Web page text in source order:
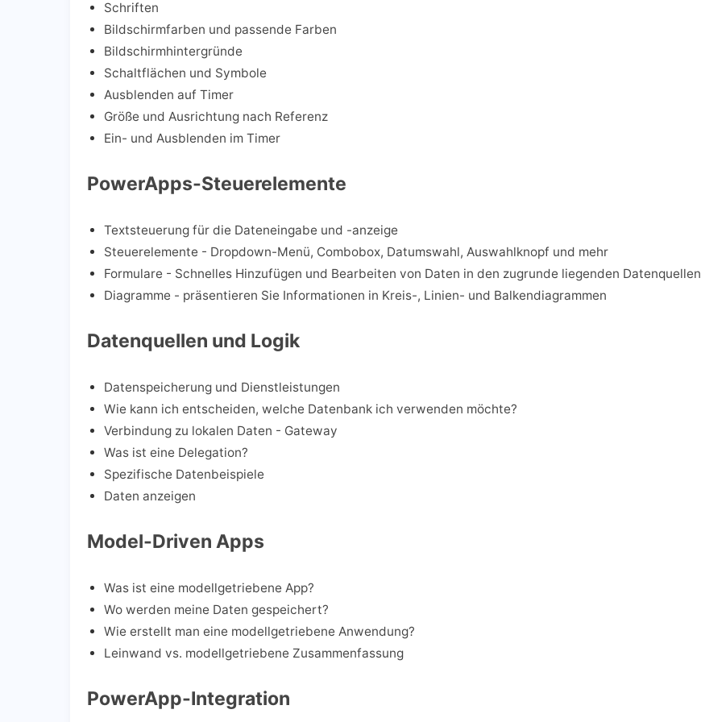
Schriften
Bildschirmfarben und passende Farben
Bildschirmhintergründe
Schaltflächen und Symbole
Ausblenden auf Timer
Größe und Ausrichtung nach Referenz
Ein- und Ausblenden im Timer
PowerApps-Steuerelemente
Textsteuerung für die Dateneingabe und -anzeige
Steuerelemente - Dropdown-Menü, Combobox, Datumswahl, Auswahlknopf und mehr
Formulare - Schnelles Hinzufügen und Bearbeiten von Daten in den zugrunde liegenden Datenquellen
Diagramme - präsentieren Sie Informationen in Kreis-, Linien- und Balkendiagrammen
Datenquellen und Logik
Datenspeicherung und Dienstleistungen
Wie kann ich entscheiden, welche Datenbank ich verwenden möchte?
Verbindung zu lokalen Daten - Gateway
Was ist eine Delegation?
Spezifische Datenbeispiele
Daten anzeigen
Model-Driven Apps
Was ist eine modellgetriebene App?
Wo werden meine Daten gespeichert?
Wie erstellt man eine modellgetriebene Anwendung?
Leinwand vs. modellgetriebene Zusammenfassung
PowerApp-Integration